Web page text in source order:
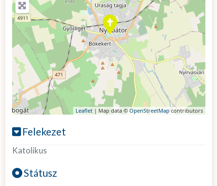
Leaflet| Map data © OpenStreetMapcontributors
Felekezet
Katolikus
Státusz